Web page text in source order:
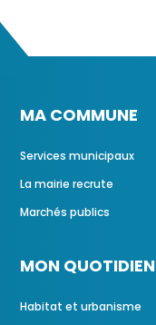
MA COMMUNE
Services municipaux
La mairie recrute
Marchés publics
MON QUOTIDIEN
Habitat et urbanisme